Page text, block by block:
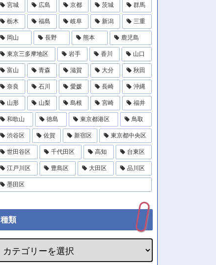
宮城 広島 京都 茨城 群馬
栃木 福島 岐阜 新潟 三重
岡山 長野 熊本 鹿児島
東京三多摩地区 岩手 香川 山口
富山 青森 滋賀 大分 秋田
奈良 石川 愛媛 長崎 沖縄
山形 山梨 島根 宮崎 福井
和歌山 徳島 東京都港区 鳥取
渋谷区 佐賀 新宿区 東京都中央区
世田谷区 千代田区 高知 台東区
江戸川区 豊島区 大田区 品川区
墨田区
種類